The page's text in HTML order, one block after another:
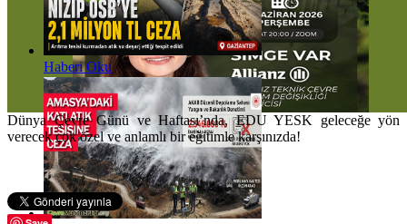
Haberi Oku
Dünya Çevre Günü ve Haftası’nda, EDU YESK geleceğe yön
verecek çok özel ve anlamlı bir eğitimle karşınızda!